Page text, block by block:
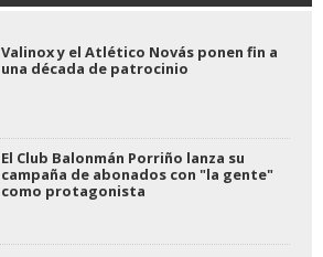
Valinox y el Atlético Novás ponen fin a
una década de patrocinio
El Club Balonmán Porriño lanza su
campaña de abonados con "la gente"
como protagonista